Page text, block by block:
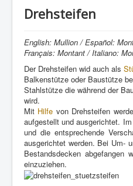
Drehsteifen
English: Mullion / Español:
Français: Montant / Italiano:
Der Drehsteifen wid auch als
Balkenstütze oder Baustütze
Stahlstütze die während der
wird.
Mit Hilfe von Drehsteifen
aufgestellt und ausgerichtet. Im
und die entsprechende
ausgerichtet werden. Bei Um-
Bestandsdecken abgefangen
einzuziehen.